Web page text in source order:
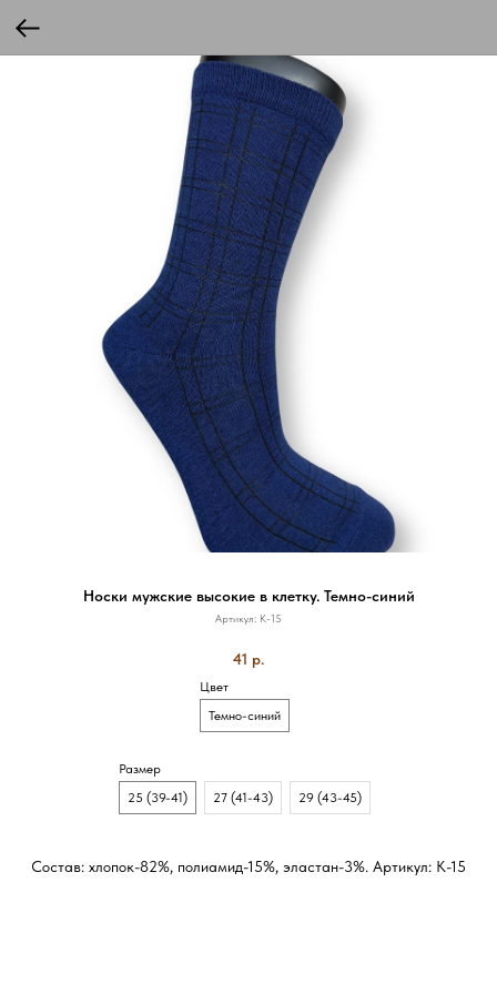
Носки мужские высокие в клетку. Темно-синий
Артикул: К-15
41 р.
Цвет
Темно-синий
Размер
25 (39-41)
27 (41-43) 29 (43-45)
Состав: хлопок-82%, полиамид-15%, эластан-3%. Артикул: К-15